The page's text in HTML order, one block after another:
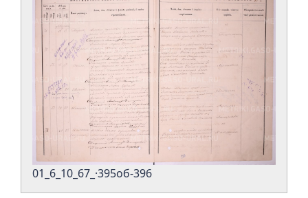
01_6_10_67_·395об-396